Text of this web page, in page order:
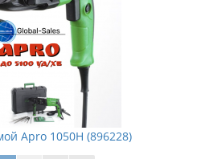
Apro 1050H (896228)